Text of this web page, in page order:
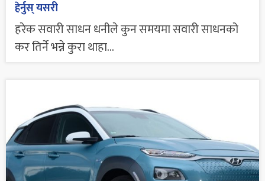
हेर्नुस् यसरी
हरेक सवारी साधन धनीले कुन समयमा सवारी साधनको
कर तिर्ने भन्ने कुरा थाहा...